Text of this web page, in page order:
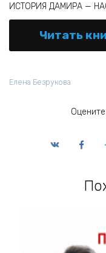
ИСТОРИЯ ДАМИРА —
Читать
Елена Безрукова